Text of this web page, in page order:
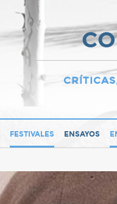
FESTIVALES ENSAYOS